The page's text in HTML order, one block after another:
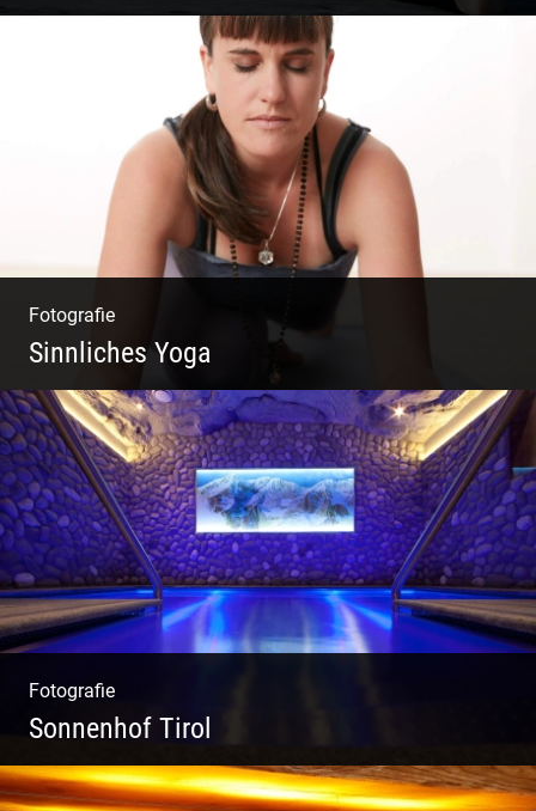
Streetart Yoga | Kraft & Ausdauer |
Crossover Stil | Körper & Geist
Fotografie
Sinnliches Yoga
Tantrisches Yoga voller Poesie und
Sinnlichkeit
Fotografie
Sonnenhof Tirol
Freundliches Team | Moderne Zimmer |